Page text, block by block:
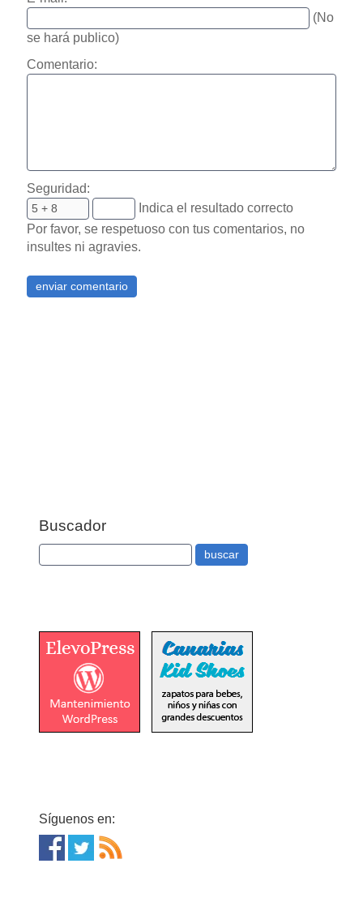
(No
se hará publico)
Comentario:
Seguridad:
Indica el resultado correcto
Por favor, se respetuoso con tus comentarios, no
insultes ni agravies.
Buscador
Síguenos en: